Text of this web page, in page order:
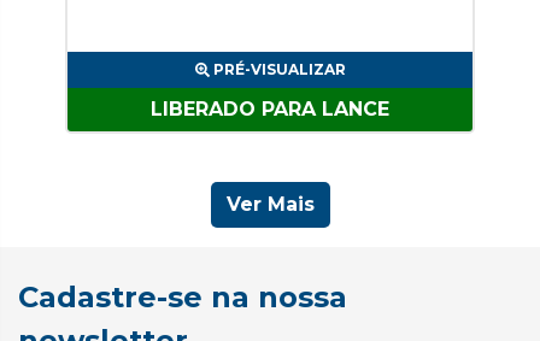
PRÉ-VISUALIZAR
LIBERADO PARA LANCE
Ver Mais
Cadastre-se na nossa